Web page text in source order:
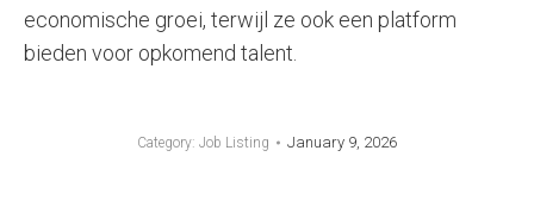
economische groei, terwijl ze ook een platform
bieden voor opkomend talent.
Category: Job Listing January 9, 2026